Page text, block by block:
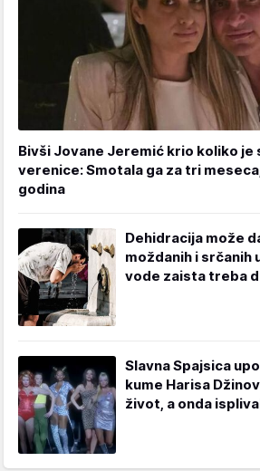
Bivši Jovane Jeremić krio koliko je
verenice: Smotala ga za tri
godina
Dehidracija može
moždanih i srčanih
vode zaista treba
Slavna Spajsica
kume Harisa
život, a onda